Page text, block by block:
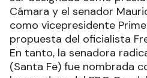
Cámara y el senador
como vicepresidente
propuesta del oficialista
En tanto, la senadora
(Santa Fe) fue nombrada